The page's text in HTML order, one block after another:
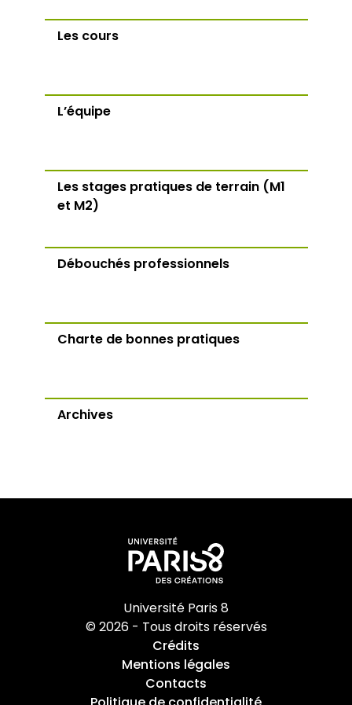
Les cours
L’équipe
Les stages pratiques de terrain (M1
et M2)
Débouchés professionnels
Charte de bonnes pratiques
Archives
Université Paris 8
© 2026 - Tous droits réservés
Crédits
Mentions légales
Contacts